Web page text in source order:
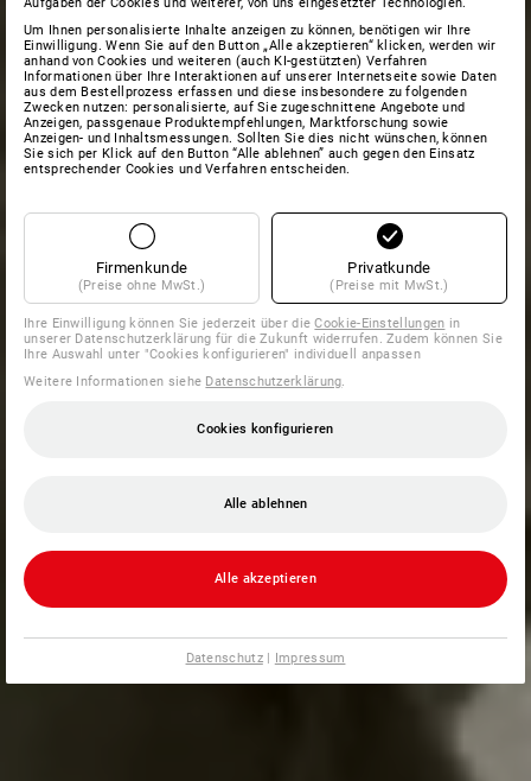
Um Ihnen personalisierte Inhalte anzeigen zu können, benötigen wir Ihre
Einwilligung. Wenn Sie auf den Button „Alle akzeptieren“ klicken, werden wir
anhand von Cookies und weiteren (auch KI-gestützten) Verfahren
Informationen über Ihre Interaktionen auf unserer Internetseite sowie Daten
aus dem Bestellprozess erfassen und diese insbesondere zu folgenden
Zwecken nutzen: personalisierte, auf Sie zugeschnittene Angebote und
Anzeigen, passgenaue Produktempfehlungen, Marktforschung sowie
Anzeigen- und Inhaltsmessungen. Sollten Sie dies nicht wünschen, können
Sie sich per Klick auf den Button “Alle ablehnen” auch gegen den Einsatz
entsprechender Cookies und Verfahren entscheiden.
Firmenkunde
(Preise ohne MwSt.)
Privatkunde
(Preise mit MwSt.)
Ihre Einwilligung können Sie jederzeit über dieCookie-Einstellungen in
unserer Datenschutzerklärung für die Zukunft widerrufen. Zudem können Sie
Ihre Auswahl unter "Cookies konfigurieren" individuell anpassen
Weitere Informationen siehe Datenschutzerklärung.
Cookies konfigurieren
Alle ablehnen
Alle akzeptieren
Datenschutz| Impressum